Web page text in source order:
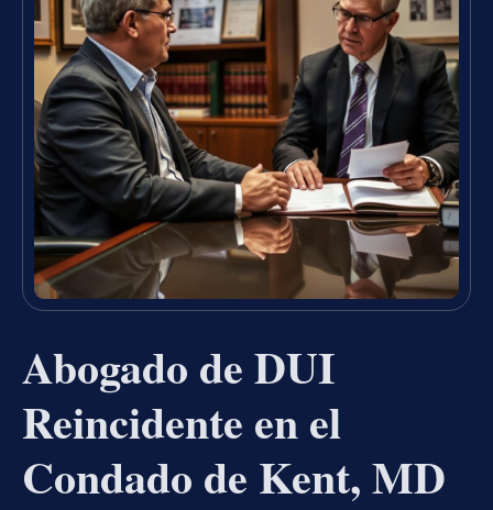
Abogado de DUI
Reincidente en el
Condado de Kent, MD